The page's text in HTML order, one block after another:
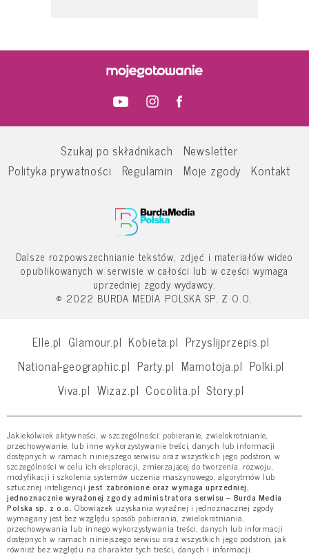
Szukaj po składnikach
Newsletter
Polityka prywatności
Regulamin Moje zgody Kontakt
Dalsze rozpowszechnianie tekstów, zdjęć i materiałów wideo
opublikowanych w serwisie w całości lub w części wymaga
uprzedniej zgody wydawcy.
© 2022 BURDA MEDIA POLSKA SP. Z O.O.
Elle.pl Glamour.pl Kobieta.pl Przyslijprzepis.pl
National-geographic.pl Party.pl Mamotoja.pl Polki.pl
Viva.pl Wizaz.pl Cocolita.pl Story.pl
Jakiekolwiek aktywności, w szczególności: pobieranie, zwielokrotnianie,
przechowywanie, lub inne wykorzystywanie treści, danych lub informacji
dostępnych w ramach niniejszego serwisu oraz wszystkich jego podstron, w
szczególności w celu ich eksploracji, zmierzającej do tworzenia, rozwoju,
modyfikacji i szkolenia systemów uczenia maszynowego, algorytmów lub
sztucznej inteligencji jest zabronione oraz wymaga uprzedniej,
jednoznacznie wyrażonej zgody administratora serwisu – Burda Media
Polska sp. z o.o. Obowiązek uzyskania wyraźnej i jednoznacznej zgody
wymagany jest bez względu sposób pobierania, zwielokrotniania,
przechowywania lub innego wykorzystywania treści, danych lub informacji
dostępnych w ramach niniejszego serwisu oraz wszystkich jego podstron, jak
również bez względu na charakter tych treści, danych i informacji.